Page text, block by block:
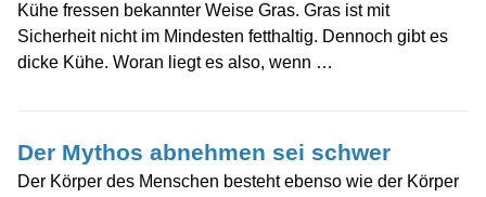
Kühe fressen bekannter Weise Gras. Gras ist mit
Sicherheit nicht im Mindesten fetthaltig. Dennoch gibt es
dicke Kühe. Woran liegt es also, wenn …
Der Mythos abnehmen sei schwer
Der Körper des Menschen besteht ebenso wie der Körper